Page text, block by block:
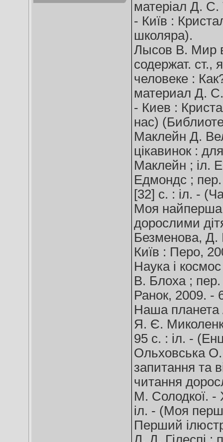
матеріал Д.
- Київ :
школяра).
Лысов В. Мир
содержат. ст.,
человеке :
материал Д.
- Киев :
нас)
Маклейн Д.
цікавинок :
Маклейн ; іл.
Едмондс ;
[32] c. : іл. -
Моя найперша
дорослими
Безменова, Д.
Київ : Перо,
Наука і
В. Блоха ;
Ранок, 2009. -
Наша планета
Я. Є.
95 с. : іл. -
Ольховська
запитання та
читання
М. Солодкої. -
іл. - (Моя
Перший